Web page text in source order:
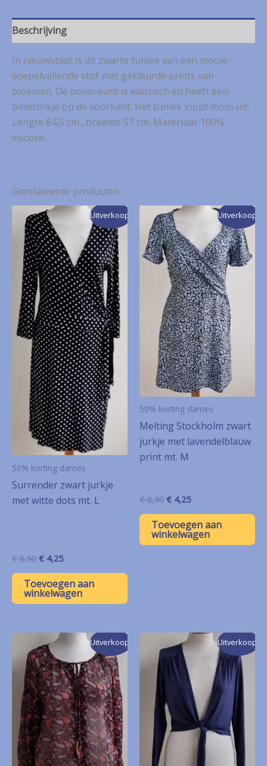
gekleurde
prints
XL
aantal
Beschrijving
In nieuwstaat is dit zwarte tuniek van een mooie
soepelvallende stof met gekleurde prints van
bloemen. De bovenkant is elastisch en heeft een
bindstrikje op de voorkant. Het tuniek loopt mooi uit.
Lengte 84,5 cm., breedte 57 cm. Materiaal: 100%
viscose.
Gerelateerde producten
Uitverkoop!
50% korting dames
Surrender zwart jurkje
met witte dots mt. L
€8,50 Oorspronkelijke
was:
€ 8,50.
€ 4,25Huidige
is:
€ 4,25.
Toevoegen aan
winkelwagen
Uitverkoop!
50% korting dames
Melting Stockholm zwart
jurkje met lavendelblauw
print mt. M
€8,50 Oorspronkelijke
was:
€ 8,50.
€ 4,25Huidige
is:
€ 4,25.
Toevoegen aan
winkelwagen
Uitverkoop! Uitverkoop!